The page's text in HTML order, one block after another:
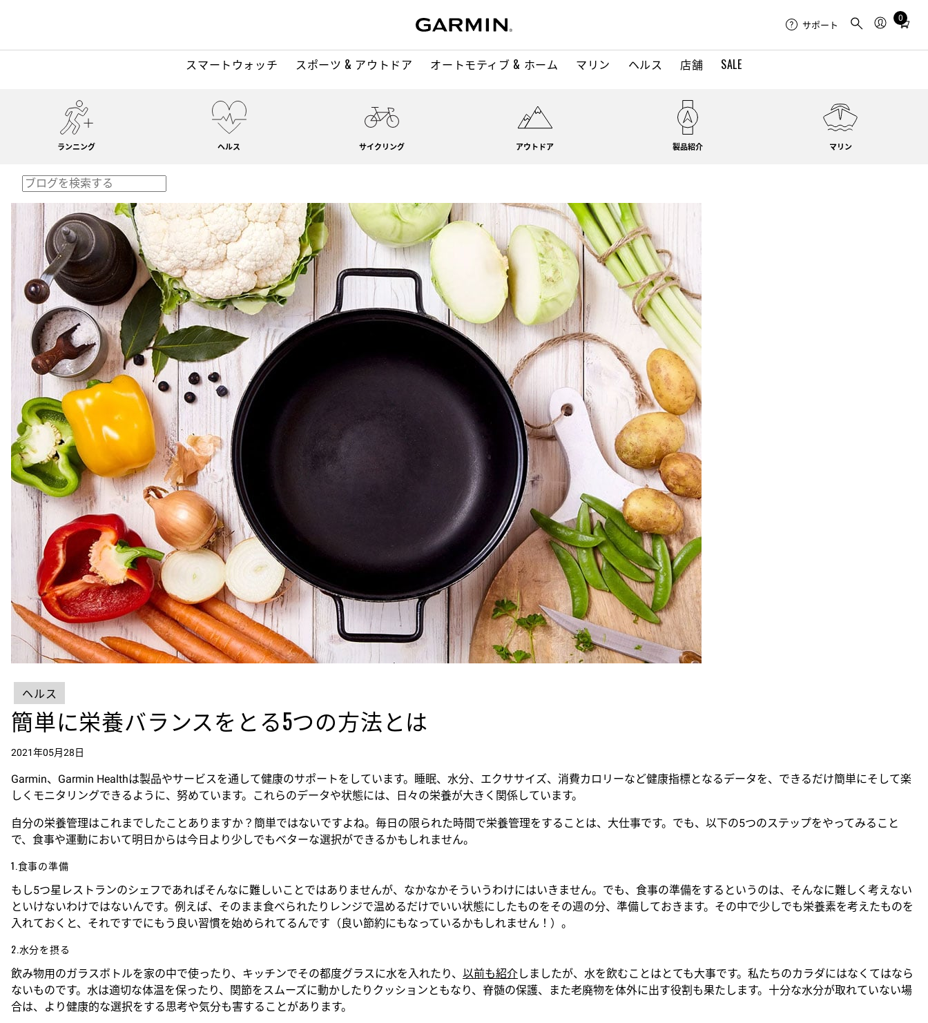
スマートウォッチ スポーツ & アウトドア オートモティブ & ホーム マリン ヘルス 店舗 SALE
サポート
0
Total
in
ランニング ヘルス サイクリング アウトドア 製品紹介 マリン
ヘルス
簡単に栄養バランスをとる5つの方法とは
2021年05月28日
Garmin、Garmin Healthは製品やサービスを通して健康のサポートをしています。睡眠、水分、エクササイズ、消費カロリーなど健康指標となるデータを、できるだけ簡単にそして楽
しくモニタリングできるように、努めています。これらのデータや状態には、日々の栄養が大きく関係しています。
自分の栄養管理はこれまでしたことありますか？簡単ではないですよね。毎日の限られた時間で栄養管理をすることは、大仕事です。でも、以下の5つのステップをやってみること
で、食事や運動において明日からは今日より少しでもベターな選択ができるかもしれません。
1.食事の準備
もし5つ星レストランのシェフであればそんなに難しいことではありませんが、なかなかそういうわけにはいきません。でも、食事の準備をするというのは、そんなに難しく考えない
といけないわけではないんです。例えば、そのまま食べられたりレンジで温めるだけでいい状態にしたものをその週の分、準備しておきます。その中で少しでも栄養素を考えたものを
入れておくと、それですでにもう良い習慣を始められてるんです（良い節約にもなっているかもしれません！）。
2.水分を摂る
飲み物用のガラスボトルを家の中で使ったり、キッチンでその都度グラスに水を入れたり、 以前も紹介しましたが、水を飲むことはとても大事です。私たちのカラダにはなくてはなら
ないものです。水は適切な体温を保ったり、関節をスムーズに動かしたりクッションともなり、脊髄の保護、また老廃物を体外に出す役割も果たします。十分な水分が取れていない場
合は、より健康的な選択をする思考や気分も害することがあります。